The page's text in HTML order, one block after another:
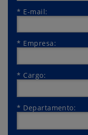
* E-mail:
* Empresa:
* Cargo:
* Departamento: